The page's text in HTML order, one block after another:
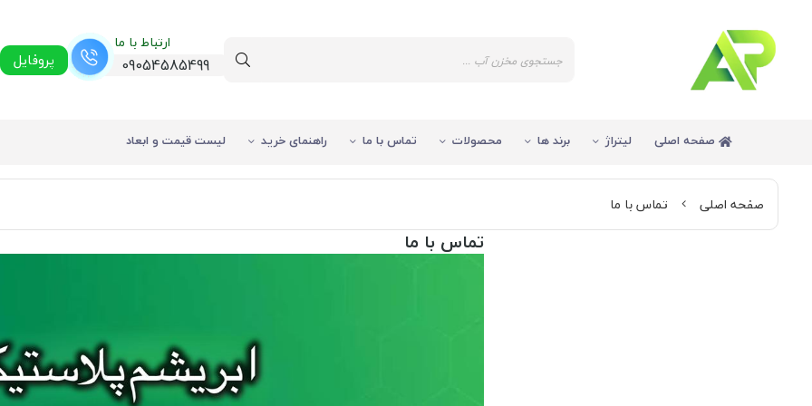
ارتباط با ما
09054585499 پروفایل
صفحه اصلی لیتراژ برند ها محصولات تماس با ما راهنمای خرید لیست قیمت و ابعاد
صفحه اصلی تماس با ما
تماس با ما